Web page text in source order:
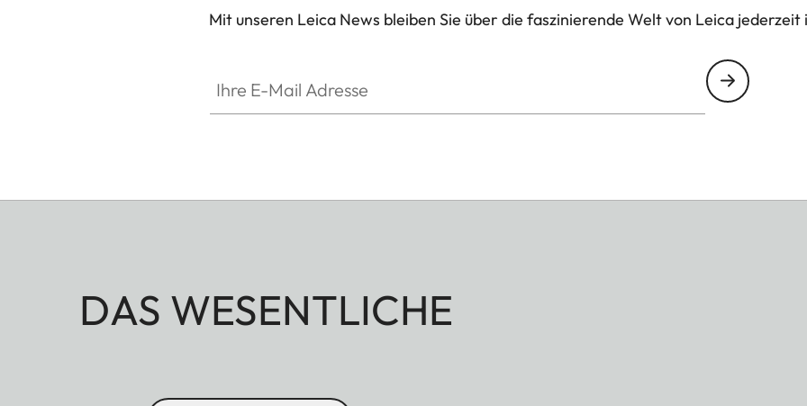
Mit unseren Leica News bleiben Sie über die faszinierende Welt von Leica
DAS WESENTLICHE